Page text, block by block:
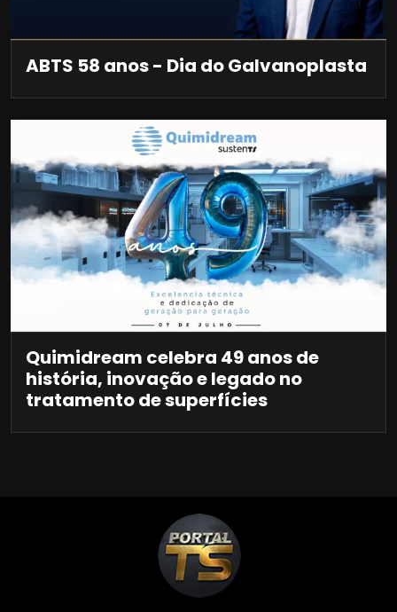
ABTS 58 anos - Dia do Galvanoplasta
Quimidream celebra 49 anos de
história, inovação e legado no
tratamento de superfícies